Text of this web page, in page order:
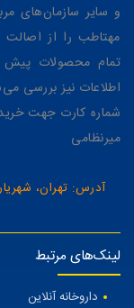
و سایر سازمان‌های
مهتاطب را از اصالت
تمام محصولات پیش
اطلاعات نیز بررسی
میرنظامی
آدرس: تهران،
لینک‌های مرتبط
داروخانه آنلاین